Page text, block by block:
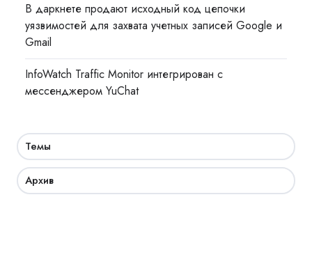
В даркнете продают исходный код цепочки
уязвимостей для захвата учетных записей Google и
Gmail
InfoWatch Traffic Monitor интегрирован с
мессенджером YuChat
Темы
Архив